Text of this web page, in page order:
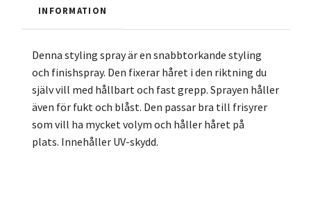
INFORMATION
Denna styling spray är en snabbtorkande styling
och finishspray. Den fixerar håret i den riktning du
själv vill med hållbart och fast grepp. Sprayen håller
även för fukt och blåst. Den passar bra till frisyrer
som vill ha mycket volym och håller håret på
plats. Innehåller UV-skydd.